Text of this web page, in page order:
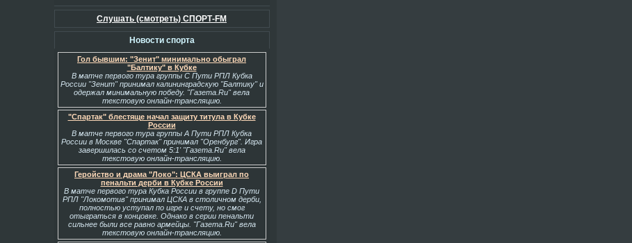
Слушать (смотреть) СПОРТ-FM
Новости спорта
Гол бывшим: "Зенит" минимально обыграл
"Балтику" в Кубке
В матче первого тура группы С Пути РПЛ Кубка
России "Зенит" принимал калининградскую "Балтику" и
одержал минимальную победу. "Газета.Ru" вела
текстовую онлайн-трансляцию.
"Спартак" блестяще начал защиту титула в Кубке
России
В матче первого тура группы А Пути РПЛ Кубка
России в Москве "Спартак" принимал "Оренбург". Игра
завершилась со счетом 5:1' "Газета.Ru" вела
текстовую онлайн-трансляцию.
Геройство и драма "Локо": ЦСКА выиграл по
пенальти дерби в Кубке России
В матче первого тура Кубка России в группе D Пути
РПЛ "Локомотив" принимал ЦСКА в столичном дерби,
полностью уступал по игре и счету, но смог
отыграться в концовке. Однако в серии пенальти
сильнее были все равно армейцы. "Газета.Ru" вела
текстовую онлайн-трансляцию.